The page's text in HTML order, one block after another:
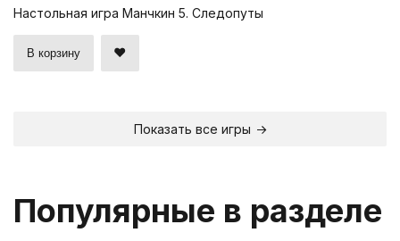
Настольная игра Манчкин 5. Следопуты
В корзину
Показать все игры
Популярные в разделе